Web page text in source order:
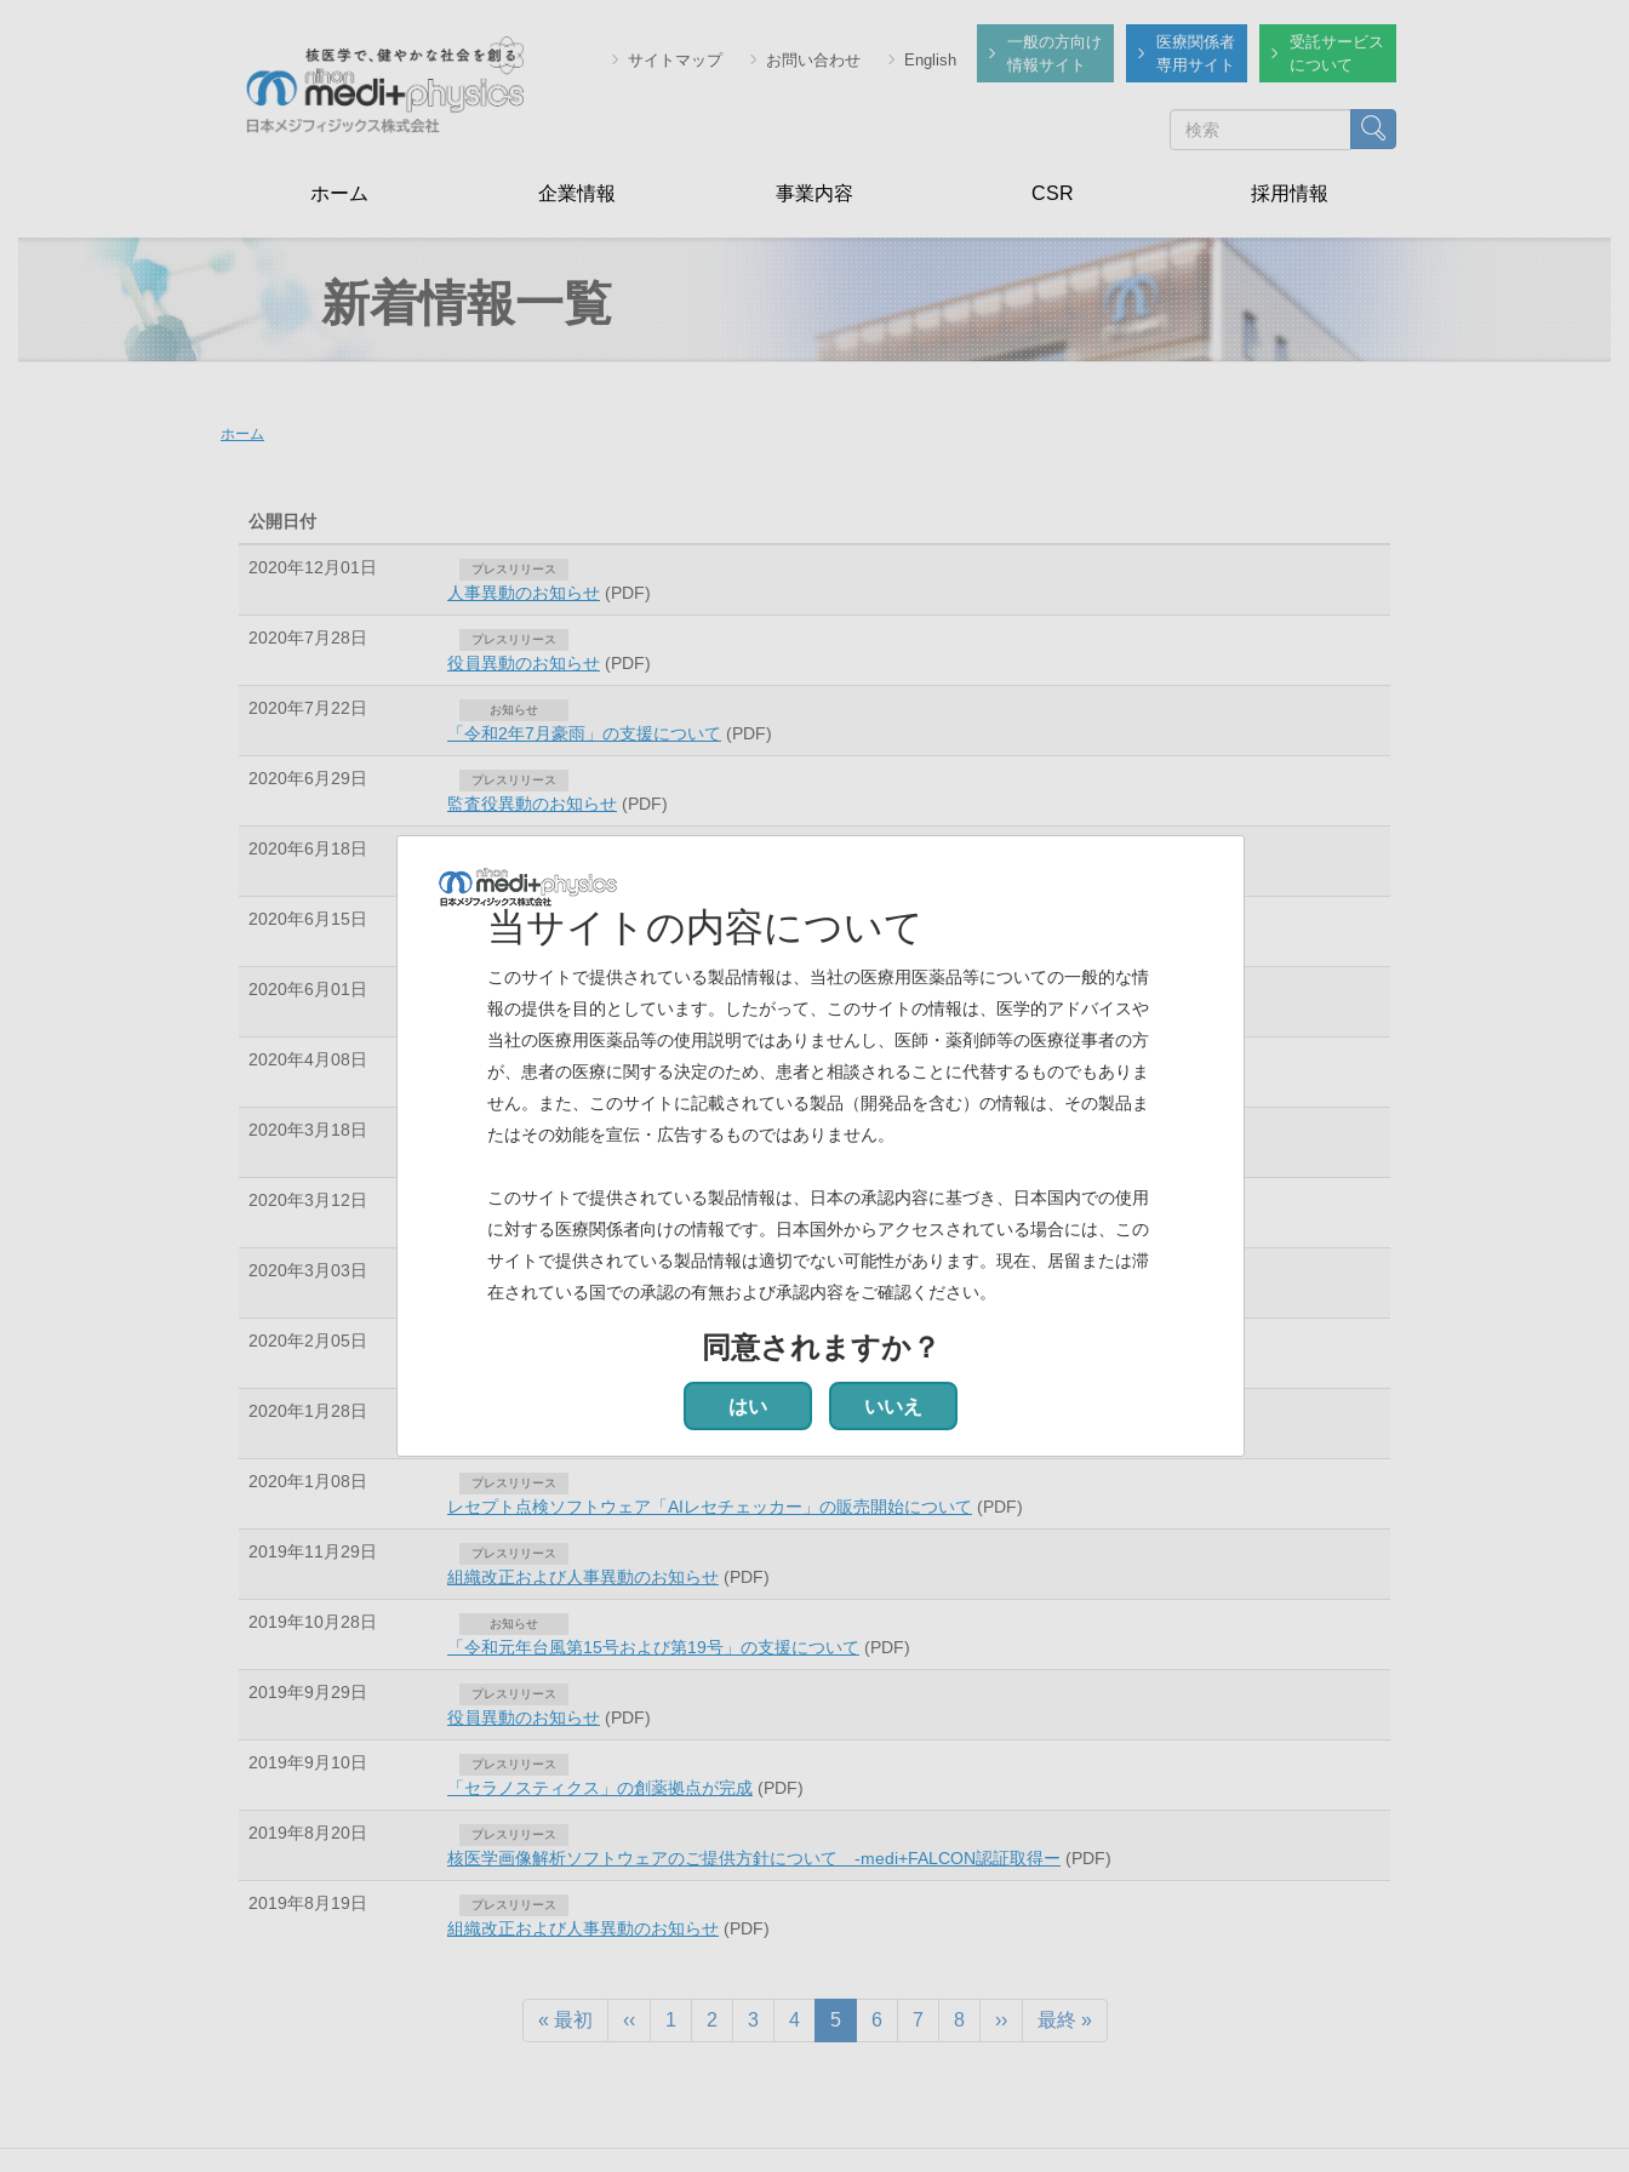
ツ
サイトマップ お問い合わせ English
一般の方向け
情報サイト
医療関係者
専用サイト
受託サービス
について
検
検索
ホーム 企業情報 事業内容 CSR 採用情報
新着情報一覧
ホーム
公開日付
2020年12月01日 プレスリリース
人事異動のお知らせ (PDF)
2020年7月28日 プレスリリース
役員異動のお知らせ (PDF)
2020年7月22日 お知らせ
「令和2年7月豪雨」の支援について (PDF)
2020年6月29日 プレスリリース
監査役異動のお知らせ (PDF)
2020年6月18日
人事異動のお知らせ(PDF)
2020年6月15日 プレスリリース
アジアおよび周辺地域での核医学領域における 戦略的パートナーシップ契約の締結
2020年6月01日
組織改編および人事異動のお知らせ (PDF)
2020年4月08日 お知らせ
新型コロナウイルス感染症『緊急事態宣言発令』への当社対応について(PDF)
2020年3月18日 お知らせ
2020年3月12日 プレスリリース
公正取引委員会による確約計画の認定について(PDF)
2020年3月03日 プレスリリース
組織改正および人事異動のお知らせ(PDF)
2020年2月05日
2020年1月28日
「医療機関等への資金提供に関する情報（2018年度分）」を公開
2020年1月08日 プレスリリース
レセプト点検ソフトウェア「AIレセチェッカー」の販売開始について (PDF)
2019年11月29日 プレスリリース
組織改正および人事異動のお知らせ (PDF)
2019年10月28日 お知らせ
「令和元年台風第15号および第19号」の支援について (PDF)
2019年9月29日 プレスリリース
役員異動のお知らせ (PDF)
2019年9月10日 プレスリリース
「セラノスティクス」の創薬拠点が完成 (PDF)
2019年8月20日 プレスリリース
核医学画像解析ソフトウェアのご提供方針について -medi+FALCON認証取得ー (PDF)
2019年8月19日 プレスリリース
組織改正および人事異動のお知らせ (PDF)
先
頭
« 最初
前
ペ
‹‹
ペ
ー
1
ペ
ー
2
ペ
ー
3
ペ
ー
4
カ
レ
5
ペ
ー
6
ペ
ー
7
ペ
ー
8
次
ペ
››
最
終
最終 »
当サイトの内容について
このサイトで提供されている製品情報は、当社の医療用医薬品等についての一般的な情
報の提供を目的としています。したがって、このサイトの情報は、医学的アドバイスや
当社の医療用医薬品等の使用説明ではありませんし、医師・薬剤師等の医療従事者の方
が、患者の医療に関する決定のため、患者と相談されることに代替するものでもありま
せん。また、このサイトに記載されている製品（開発品を含む）の情報は、その製品ま
たはその効能を宣伝・広告するものではありません。
このサイトで提供されている製品情報は、日本の承認内容に基づき、日本国内での使用
に対する医療関係者向けの情報です。日本国外からアクセスされている場合には、この
サイトで提供されている製品情報は適切でない可能性があります。現在、居留または滞
在されている国での承認の有無および承認内容をご確認ください。
同意されますか？
はい いいえ